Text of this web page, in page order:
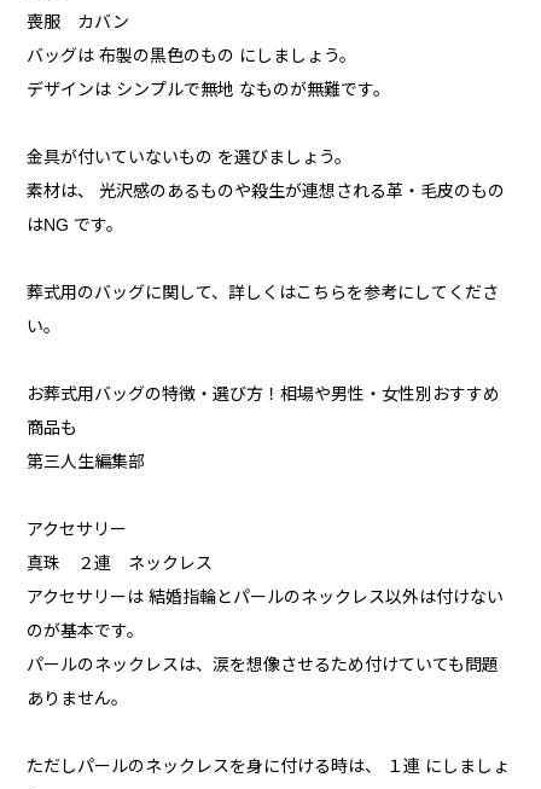
喪服 カバン
バッグは 布製の黒色のもの にしましょう。
デザインは シンプルで無地 なものが無難です。
金具が付いていないもの を選びましょう。
素材は、 光沢感のあるものや殺生が連想される革・毛皮のもの
はNG です。
葬式用のバッグに関して、詳しくはこちらを参考にしてくださ
い。
お葬式用バッグの特徴・選び方！相場や男性・女性別おすすめ
商品も
第三人生編集部
アクセサリー
真珠 ２連 ネックレス
アクセサリーは 結婚指輪とパールのネックレス以外は付けない
のが基本です。
パールのネックレスは、涙を想像させるため付けていても問題
ありません。
ただしパールのネックレスを身に付ける時は、 １連 にしましょ